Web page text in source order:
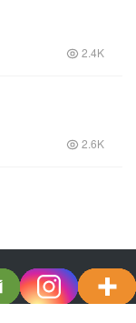
2.4K
2.6K